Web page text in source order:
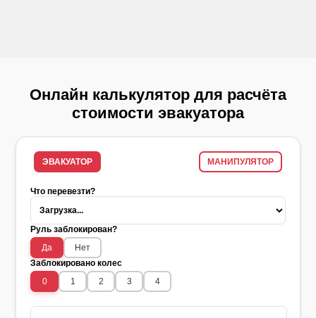
Онлайн калькулятор для расчёта
стоимости эвакуатора
ЭВАКУАТОР МАНИПУЛЯТОР
Что перевезти?
Руль заблокирован?
Да
Нет
Заблокировано колес
0
1 2 3 4